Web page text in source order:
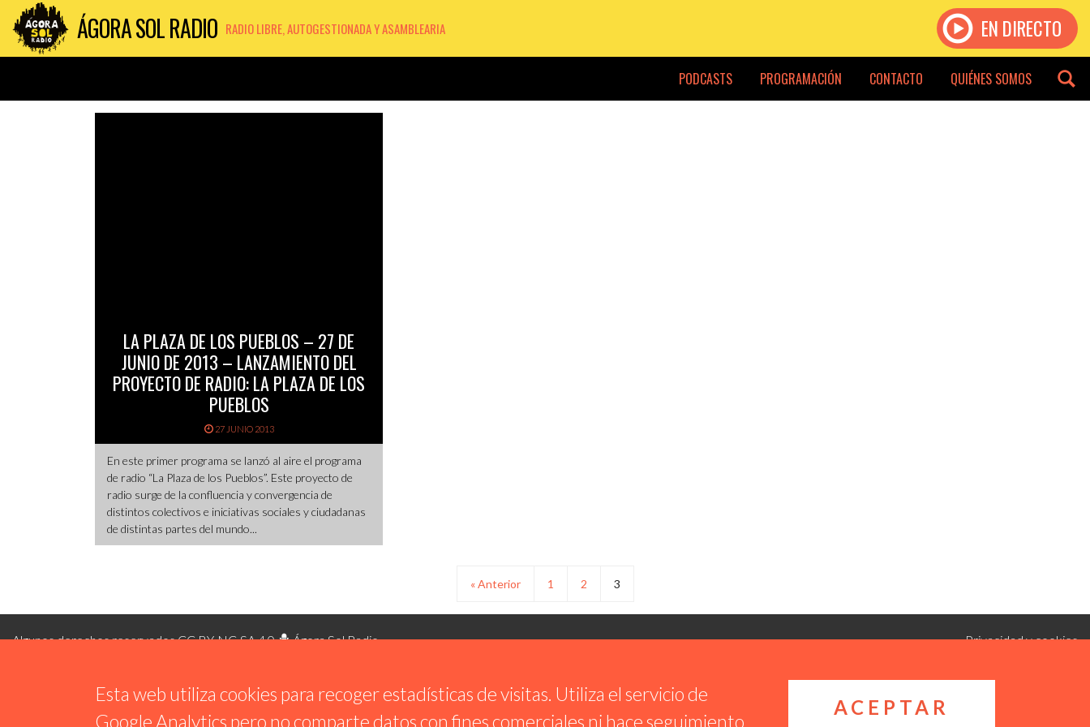
ÁGORA SOL RADIO RADIO LIBRE, AUTOGESTIONADA Y ASAMBLEARIA EN DIRECTO
PODCASTS PROGRAMACIÓN CONTACTO QUIÉNES SOMOS
LA PLAZA DE LOS PUEBLOS – 27 DE
JUNIO DE 2013 – LANZAMIENTO DEL
PROYECTO DE RADIO: LA PLAZA DE LOS
PUEBLOS
27 JUNIO 2013
En este primer programa se lanzó al aire el programa
de radio “La Plaza de los Pueblos”. Este proyecto de
radio surge de la confluencia y convergencia de
distintos colectivos e iniciativas sociales y ciudadanas
de distintas partes del mundo...
« Anterior 1 2 3
Algunos derechos reservados CC BY-NC-SA 4.0 Ágora Sol Radio Privacidad y cookies
Esta web utiliza cookies para recoger estadísticas de visitas. Utiliza el servicio de
Google Analytics pero no comparte datos con fines comerciales ni hace seguimiento
ACEPTAR